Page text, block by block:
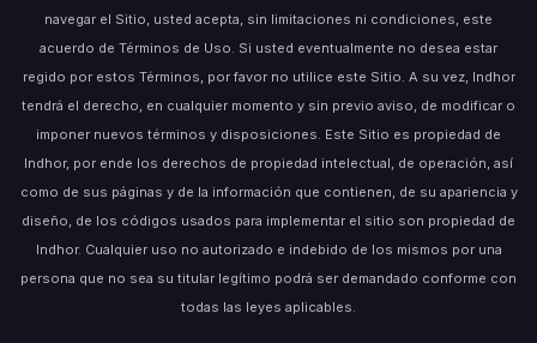
navegar el Sitio, usted acepta, sin limitaciones ni condiciones, este
acuerdo de Términos de Uso. Si usted eventualmente no desea estar
regido por estos Términos, por favor no utilice este Sitio. A su vez, Indhor
tendrá el derecho, en cualquier momento y sin previo aviso, de modificar o
imponer nuevos términos y disposiciones. Este Sitio es propiedad de
Indhor, por ende los derechos de propiedad intelectual, de operación, así
como de sus páginas y de la información que contienen, de su apariencia y
diseño, de los códigos usados para implementar el sitio son propiedad de
Indhor. Cualquier uso no autorizado e indebido de los mismos por una
persona que no sea su titular legítimo podrá ser demandado conforme con
todas las leyes aplicables.